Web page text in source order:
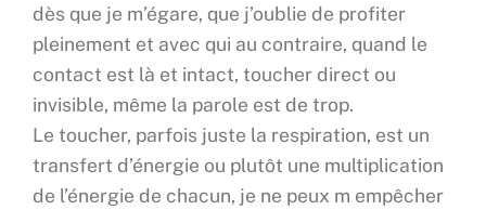
dès que je m’égare, que j’oublie de profiter
pleinement et avec qui au contraire, quand le
contact est là et intact, toucher direct ou
invisible, même la parole est de trop.
Le toucher, parfois juste la respiration, est un
transfert d’énergie ou plutôt une multiplication
de l’énergie de chacun, je ne peux m empêcher